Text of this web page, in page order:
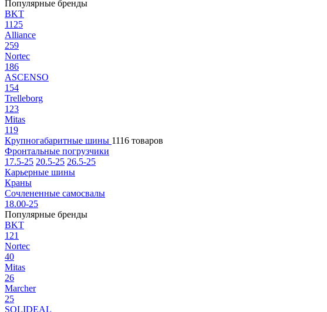
Популярные бренды
BKT
1125
Alliance
259
Nortec
186
ASCENSO
154
Trelleborg
123
Mitas
119
Крупногабаритные шины 1116 товаров
Фронтальные погрузчики
17.5-25 20.5-25 26.5-25
Карьерные шины
Краны
Сочлененные самосвалы
18.00-25
Популярные бренды
BKT
121
Nortec
40
Mitas
26
Marcher
25
SOLIDEAL